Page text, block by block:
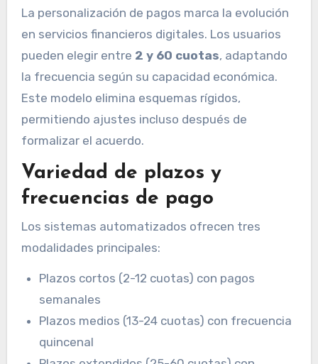
La personalización de pagos marca la evolución
en servicios financieros digitales. Los usuarios
pueden elegir entre 2 y 60 cuotas, adaptando
la frecuencia según su capacidad económica.
Este modelo elimina esquemas rígidos,
permitiendo ajustes incluso después de
formalizar el acuerdo.
Variedad de plazos y
frecuencias de pago
Los sistemas automatizados ofrecen tres
modalidades principales:
Plazos cortos (2-12 cuotas) con pagos
semanales
Plazos medios (13-24 cuotas) con frecuencia
quincenal